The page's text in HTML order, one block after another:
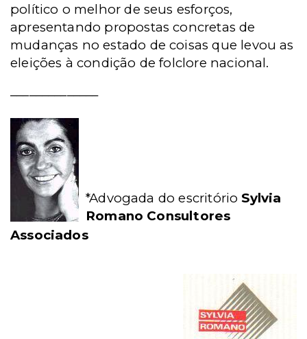
político o melhor de seus esforços,
apresentando propostas concretas de
mudanças no estado de coisas que levou as
eleições à condição de folclore nacional.
*Advogada do escritórioSylvia
Romano Consultores
Associados